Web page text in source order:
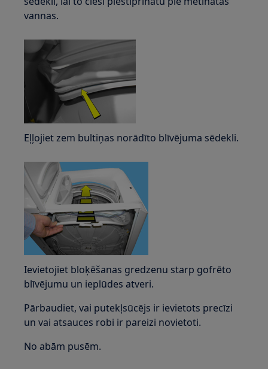
vannas.
Eļļojiet zem bultiņas norādīto blīvējuma sēdekli.
Ievietojiet bloķēšanas gredzenu starp gofrēto
blīvējumu un ieplūdes atveri.
Pārbaudiet, vai putekļsūcējs ir ievietots precīzi
un vai atsauces robi ir pareizi novietoti.
No abām pusēm.